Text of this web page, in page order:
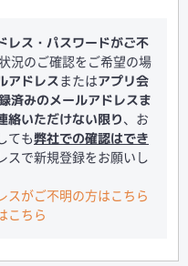
レス・パスワードがご不
況のご確認をご希望の場
アドレスまたはアプリ会
済みのメールアドレスま
絡いただけない限り、お
ても弊社での確認はでき
スで新規登録をお願いし
スがご不明の方はこちら
こちら